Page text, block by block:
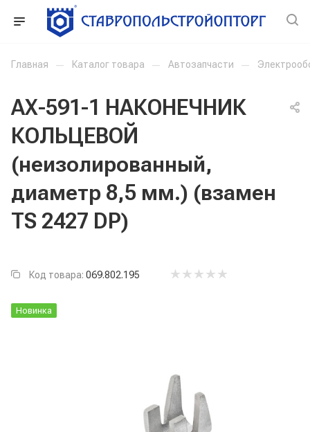
Главная — Каталог товара — Автозапчасти —
АХ-591-1 НАКОНЕЧНИК
КОЛЬЦЕВОЙ
(неизолированный,
диаметр 8,5 мм.) (взамен
TS 2427 DP)
Код товара: 069.802.195
Новинка